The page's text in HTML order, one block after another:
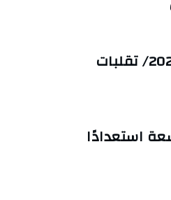
طقس الجمعة 7 أوت 2026/ تقلبات
استعدادًا